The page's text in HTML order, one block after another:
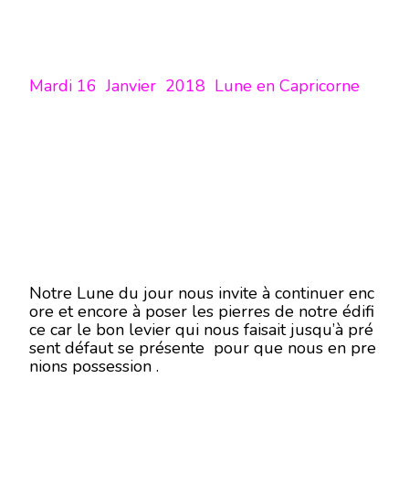
Mardi 16 Janvier 2018 Lune en Capricorne
Notre Lune du jour nous invite à continuer enc
ore et encore à poser les pierres de notre édifi
ce car le bon levier qui nous faisait jusqu’à pré
sent défaut se présente pour que nous en pre
nions possession .